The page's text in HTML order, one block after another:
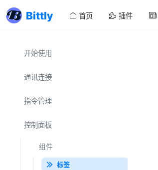
Bittly 首页 插件
开始使用
通讯连接
串口
Websocket
指令管理
请求参数
HEX
响应解析
数据流
指令脚本
控制面板
组件
标签